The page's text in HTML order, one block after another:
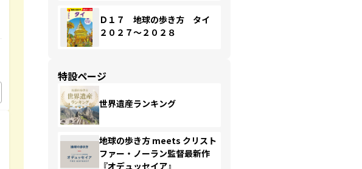
Ｄ１７ 地球の歩き方 タイ
２０２７～２０２８
特設ページ
世界遺産ランキング
地球の歩き方 meets クリスト
ファー・ノーラン監督最新作
『オデュッセイア』